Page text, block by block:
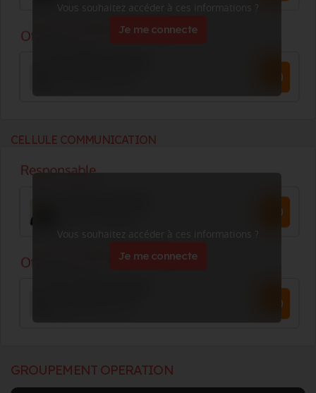
Vous souhaitez accéder à ces informations ?
Je me connecte
CELLULE COMMUNICATION
Vous souhaitez accéder à ces informations ?
Je me connecte
GROUPEMENT OPERATION